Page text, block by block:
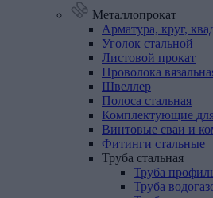
Металлопрокат
Арматура, круг,
Уголок стальной
Листовой прокат
Проволока
Швеллер
Полоса стальная
Комплектующие
Винтовые сваи и
Фитинги стальные
Труба стальная
Труба
Труба